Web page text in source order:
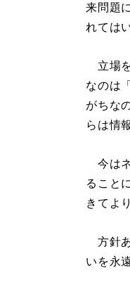
来問題
れては
立場を
なのは
がちな
らは情
今は
ること
きてよ
方針
いを永